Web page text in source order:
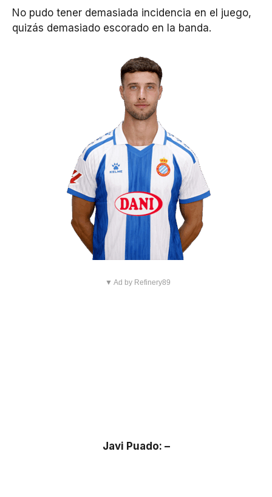
No pudo tener demasiada incidencia en el juego,
quizás demasiado escorado en la banda.
▼ Ad by Refinery89
Javi Puado: –